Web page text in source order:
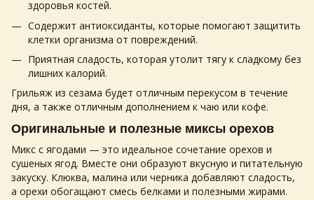
здоровья костей.
Содержит антиоксиданты, которые помогают защитить
клетки организма от повреждений.
Приятная сладость, которая утолит тягу к сладкому без
лишних калорий.
Грильяж из сезама будет отличным перекусом в течение
дня, а также отличным дополнением к чаю или кофе.
Оригинальные и полезные миксы орехов
Микс с ягодами — это идеальное сочетание орехов и
сушеных ягод. Вместе они образуют вкусную и питательную
закуску. Клюква, малина или черника добавляют сладость,
а орехи обогащают смесь белками и полезными жирами.